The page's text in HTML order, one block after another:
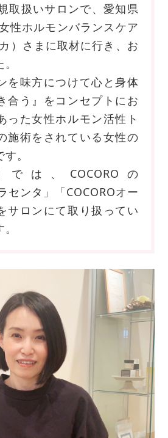
取扱いサロンで、愛知県
性ホルモンバランスケア
）さまに取材に行き、お
を味方につけて心と身体
合う』をコンセプトにお
った女性ホルモン活性ト
施術をされている女性の
。
では、COCOROの
センタ」「COCOROオー
サロンにて取り扱ってい